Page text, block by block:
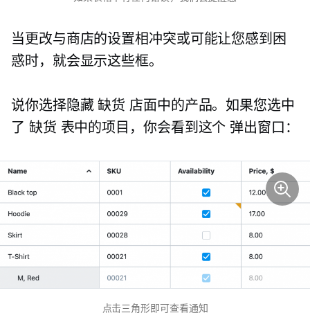
当更改与商店的设置相冲突或可能让您感到困
惑时，就会显示这些框。
说你选择隐藏缺货 店面中的产品。如果您选中
了 缺货 表中的项目，你会看到这个 弹出窗口：
点击三角形即可查看通知